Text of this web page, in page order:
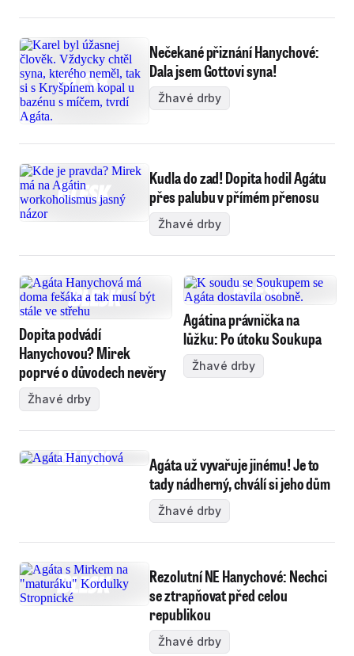
Nečekané přiznání Hanychové:
Dala jsem Gottovi syna!
Žhavé drby
Kudla do zad! Dopita hodil Agátu
přes palubu v přímém přenosu
Žhavé drby
Dopita podvádí
Hanychovou? Mirek
poprvé o důvodech nevěry
Žhavé drby
Agátina právnička na
lůžku: Po útoku Soukupa
Žhavé drby
Agáta už vyvařuje jinému! Je to
tady nádherný, chválí si jeho dům
Žhavé drby
Rezolutní NE Hanychové: Nechci
se ztrapňovat před celou
republikou
Žhavé drby